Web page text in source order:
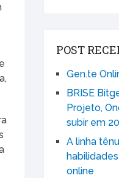
POST
Gen.te
BRISE
Projeto,
subir em
A linha
online